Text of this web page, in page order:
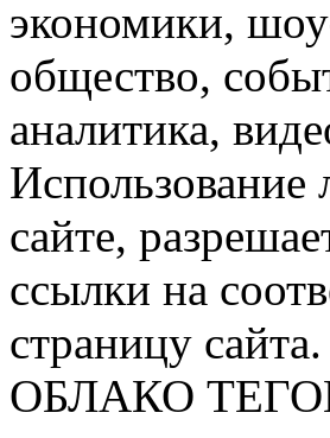
экономики,
общество,
аналитика,
сайте,
ссылки на
страницу сайта.
ОБЛАКО